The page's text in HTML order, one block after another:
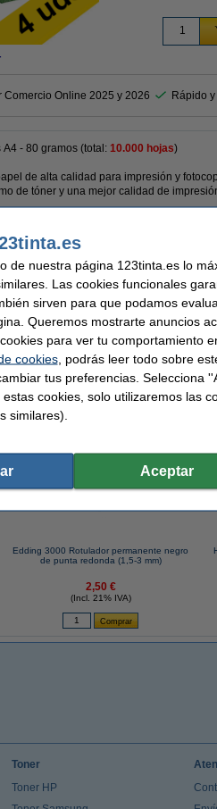
Comercio Online 2025 y 2026 Rápido
- 80 gramos (total: 10.000 hojas)
de alta calidad para impresión y
de tóner y una mejor calidad de
169)
(4 cajas)
también han elegido estos
Edding 3000 Rotulador permanente negro
de punta redonda (1,5-3 mm)
2,50 €
(Incl. 21% IVA)
Toner
Toner HP
de nuestra página 123tinta.es lo
Las cookies funcionales
sirven para que podamos
Queremos mostrarte anuncios
para ver tu comportamiento
cookies, podrás leer todo sobre
tus preferencias. Selecciona
cookies, solo utilizaremos las
similares).
Aceptar